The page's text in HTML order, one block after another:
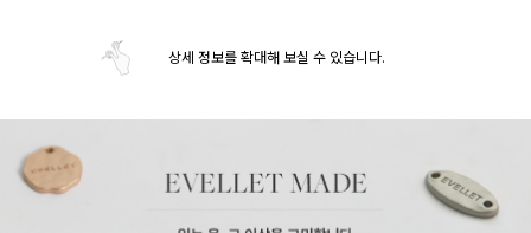
상세 정보를 확대해 보실 수 있습니다.